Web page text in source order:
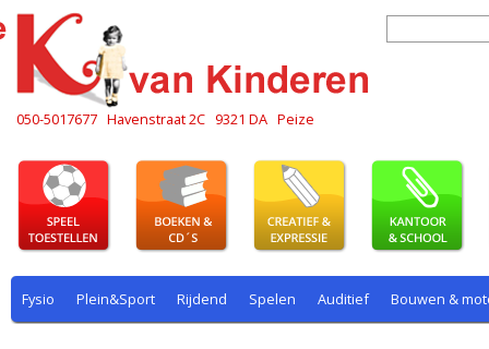
050-5017677 Havenstraat 2C 9321 DA Peize
Fysio Plein&Sport Rijdend Spelen Auditief Bouwen &